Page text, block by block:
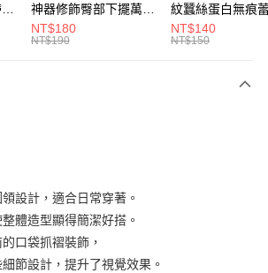
】
供，台灣大哥大用戶可立即使用無須另外申請。
選擇欲分期的期數、繳款截止日，確認付款後即完
數及費用金額請依後續交易確認頁面所載為準。
未前往確認交易或遇審核未通過，訂單將自動取
」】
到商品之後才付款」的支付方式。 讓您購物簡單
、不需綁卡、不需儲值。
，簡訊認證，即可結帳。
服務後，再付款。
神器修飾臀部下擺萬用
內搭裙/遮臀裙(黑2L-
6L)-Q155眼圈熊中大
NT$180
NT$190
紋蠶絲蛋白無痕
角內褲(白.粉.藍.
3L)-L28眼圈熊中
NT$140
NT$150
設計，適合日常穿著。
體造型顯得簡潔好搭。
口袋抓褶裝飾，
節設計，提升了視覺效果。